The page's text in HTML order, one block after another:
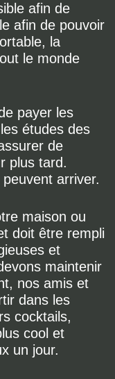
afin de
afin de pouvoir
la
le monde
payer les
études des
de
plus tard.
arriver.
maison ou
doit être rempli
et
maintenir
nos amis et
dans les
cocktails,
cool et
un jour.